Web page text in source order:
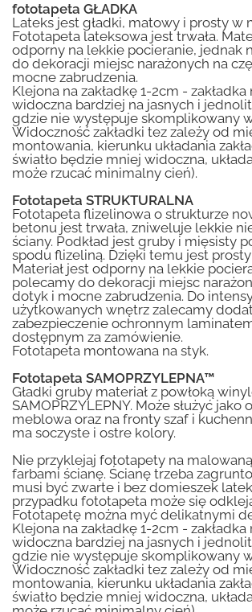
fototapeta GŁADKA
Lateks jest gładki, matowy i prosty w
Fototapeta lateksowa jest trwała.
odporny na lekkie pocieranie, jednak
do dekoracji miejsc narażonych na
mocne zabrudzenia.
Klejona na zakładkę 1-2cm -
widoczna bardziej na jasnych i
gdzie nie występuje skomplikowany
Widoczność zakładki tez zależy od
montowania, kierunku układania
światło będzie mniej widoczna,
może rzucać minimalny cień).
Fototapeta STRUKTURALNA
Fototapeta flizelinowa o strukturze
betonu jest trwała, zniweluje lekkie
ściany. Podkład jest gruby i mięsisty
spodu flizeliną. Dzięki temu jest
Materiał jest odporny na lekkie
polecamy do dekoracji miejsc
dotyk i mocne zabrudzenia. Do
użytkowanych wnętrz zalecamy
zabezpieczenie ochronnym
dostępnym za zamówienie.
Fototapeta montowana na styk.
Fototapeta SAMOPRZYLEPNA™
Gładki gruby materiał z powłoką
SAMOPRZYLEPNY. Może służyć jako
meblowa oraz na fronty szaf i
ma soczyste i ostre kolory.
Nie przyklejaj fototapety na
farbami ścianę. Ścianę trzeba
musi być zwarte i bez domieszek
przypadku fototapeta może się
Fototapetę można myć delikatnymi
Klejona na zakładkę 1-2cm -
widoczna bardziej na jasnych i
gdzie nie występuje skomplikowany
Widoczność zakładki tez zależy od
montowania, kierunku układania
światło będzie mniej widoczna,